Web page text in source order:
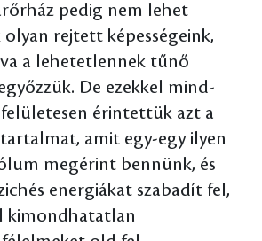
pedig nem lehet
olyan rejtett képességeink,
a lehetetlennek tűnő
De ezekkel mind-
érintettük azt a
amit egy-egy ilyen
megérint bennünk, és
energiákat szabadít fel,
kimondhatatlan